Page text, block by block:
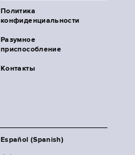
Политика
конфиденциальности
Разумное
приспособление
Контакты
Español (Spanish)